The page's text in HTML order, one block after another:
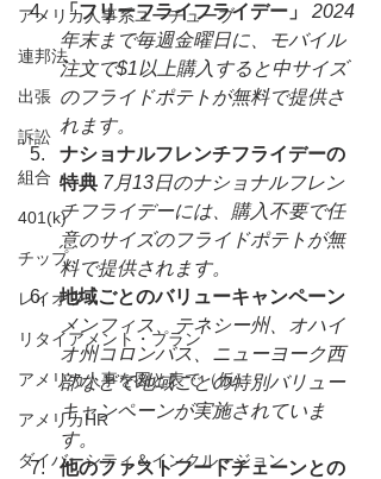
アメリカ人事系ユーチューブ
連邦法
出張
訴訟
組合
401(k)
チップ
レイオフ
リタイアメント・プラン
アメリカ人事を図と表で（仮）
アメリカHR
ダイバーシティ＆インクルージョン
「フリーフライフライデー」
2024
年末まで毎週金曜日に、モバイル
注文で$1以上購入すると中サイズ
のフライドポテトが無料で提供さ
れます。
ナショナルフレンチフライデーの
特典 7月13日のナショナルフレン
チフライデーには、購入不要で任
意のサイズのフライドポテトが無
料で提供されます。
地域ごとのバリューキャンペーン
メンフィス、テネシー州、オハイ
オ州コロンバス、ニューヨーク西
部などで地域ごとの特別バリュー
キャンペーンが実施されていま
す。
他のファストフードチェーンとの